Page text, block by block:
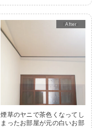
After
煙草のヤニで茶色くなってし
まったお部屋が元の白いお部